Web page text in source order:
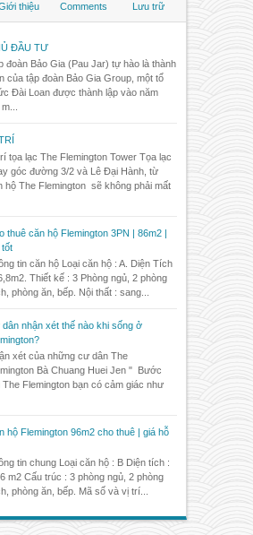
thiệu Comments Lưu trữ
ĐẦU TƯ
đoàn Bảo Gia (Pau Jar) tự hào là thành
của tập đoàn Bảo Gia Group, một tổ
Đài Loan được thành lập vào năm
tọa lạc The Flemington Tower Tọa lạc
góc đường 3/2 và Lê Đại Hành, từ
hộ The Flemington sẽ không phải mất
thuê căn hộ Flemington 3PN | 86m2 |
tốt
tin căn hộ Loại căn hộ : A. Diện Tích
Thiết kế : 3 Phòng ngủ, 2 phòng
phòng ăn, bếp. Nội thất : sang...
dân nhận xét thế nào khi sống ở
xét của những cư dân The
Bà Chuang Huei Jen " Bước
Flemington bạn có cảm giác như
hộ Flemington 96m2 cho thuê | giá hỗ
tin chung Loại căn hộ : B Diện tích :
m2 Cấu trúc : 3 phòng ngủ, 2 phòng
phòng ăn, bếp. Mã số và vị trí...